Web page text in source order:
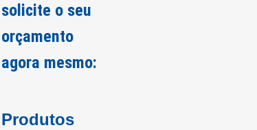
solicite o seu
orçamento
agora mesmo:
Produtos